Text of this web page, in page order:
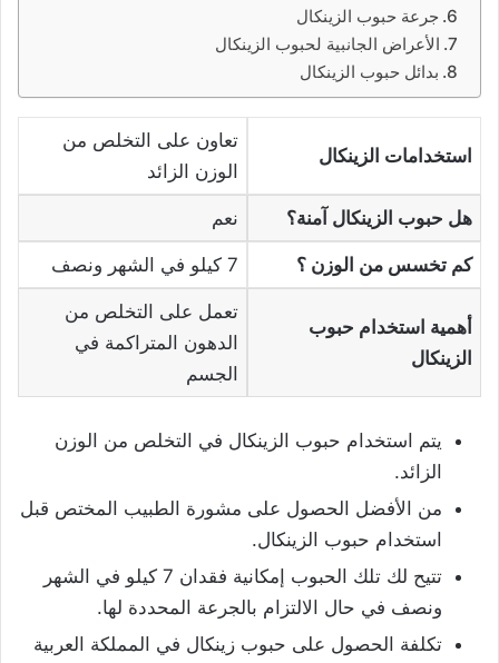
جرعة حبوب الزينكال
الأعراض الجانبية لحبوب الزينكال
بدائل حبوب الزينكال
استخدامات الزينكال
تعاون على التخلص من
الوزن الزائد
هل حبوب الزينكال آمنة؟ نعم
كم تخسس من الوزن ؟ 7 كيلو في الشهر ونصف
أهمية استخدام حبوب
الزينكال
تعمل على التخلص من
الدهون المتراكمة في
الجسم
يتم استخدام حبوب الزينكال في التخلص من الوزن
الزائد.
من الأفضل الحصول على مشورة الطبيب المختص قبل
استخدام حبوب الزينكال.
تتيح لك تلك الحبوب إمكانية فقدان 7 كيلو في الشهر
ونصف في حال الالتزام بالجرعة المحددة لها.
تكلفة الحصول على حبوب زينكال في المملكة العربية